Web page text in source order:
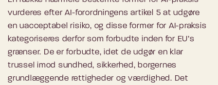
vurderes efter AI-forordningens artikel 5 at udgøre
en uacceptabel risiko, og disse former for AI-praksis
kategoriseres derfor som forbudte inden for EU’s
grænser. De er forbudte, idet de udgør en klar
trussel imod sundhed, sikkerhed, borgernes
grundlæggende rettigheder og værdighed. Det